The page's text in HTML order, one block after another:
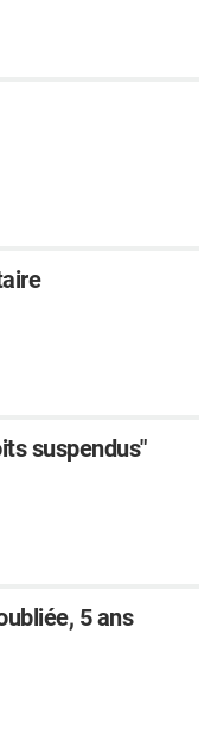
suspendus"
5 ans